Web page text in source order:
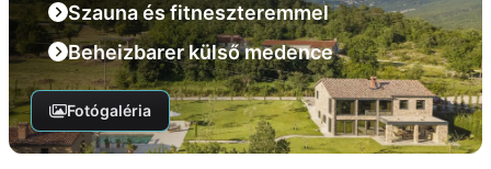
Szauna és fitneszteremmel
Beheizbarer külső medence
Fotógaléria